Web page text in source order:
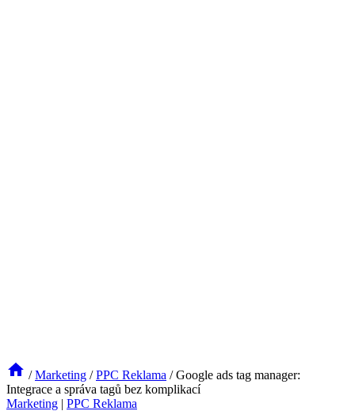
/ Marketing / PPC Reklama / Google ads tag manager:
Integrace a správa tagů bez komplikací
Marketing | PPC Reklama